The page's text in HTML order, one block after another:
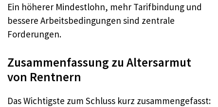
Ein höherer Mindestlohn, mehr Tarifbindung und
bessere Arbeitsbedingungen sind zentrale
Forderungen.
Zusammenfassung zu Altersarmut
von Rentnern
Das Wichtigste zum Schluss kurz zusammengefasst: